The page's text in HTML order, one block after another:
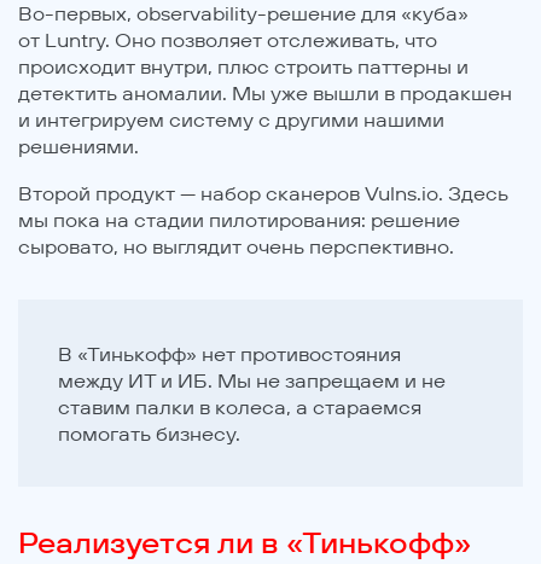
Во-первых, observability-решение для «куба»
от Luntry. Оно позволяет отслеживать, что
происходит внутри, плюс строить паттерны и
детектить аномалии. Мы уже вышли в продакшен
и интегрируем систему с другими нашими
решениями.
Второй продукт — набор сканеров Vulns.io. Здесь
мы пока на стадии пилотирования: решение
сыровато, но выглядит очень перспективно.
В «Тинькофф» нет противостояния
между ИТ и ИБ. Мы не запрещаем и не
ставим палки в колеса, а стараемся
помогать бизнесу.
Реализуется ли в «Тинькофф»